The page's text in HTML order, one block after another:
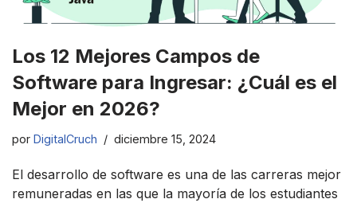
Los 12 Mejores Campos de
Software para Ingresar: ¿Cuál es el
Mejor en 2026?
por DigitalCruch diciembre 15, 2024
El desarrollo de software es una de las carreras mejor
remuneradas en las que la mayoría de los estudiantes